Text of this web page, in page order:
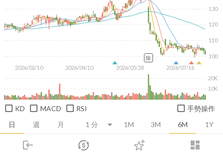
login dashboard
市場 登入
日 週 月 1M 3M 6M 1Y
2026/02/10 2026/04/10 2026/05/28 2026/07/16
100
110
120
130
10K
20K
除
KD MACD RSI 手勢操作
推薦卡片 消息面 財務報